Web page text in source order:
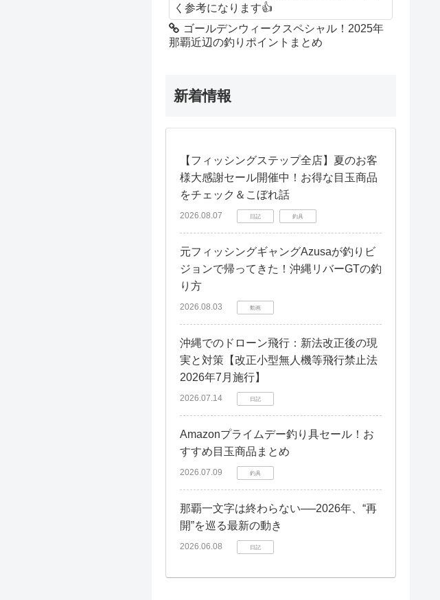
く参考になります👍️
ゴールデンウィークスペシャル！2025年
那覇近辺の釣りポイントまとめ
新着情報
【フィッシングステップ全店】夏のお客
様大感謝セール開催中！お得な目玉商品
をチェック＆こぼれ話
2026.08.07 日記 釣具
元フィッシングギャングAzusaが釣りビ
ジョンで帰ってきた！沖縄リバーGTの釣
り方
2026.08.03 動画
沖縄でのドローン飛行：新法改正後の現
実と対策【改正小型無人機等飛行禁止法
2026年7月施行】
2026.07.14 日記
Amazonプライムデー釣り具セール！お
すすめ目玉商品まとめ
2026.07.09 釣具
那覇一文字は終わらない──2026年、“再
開”を巡る最新の動き
2026.06.08 日記